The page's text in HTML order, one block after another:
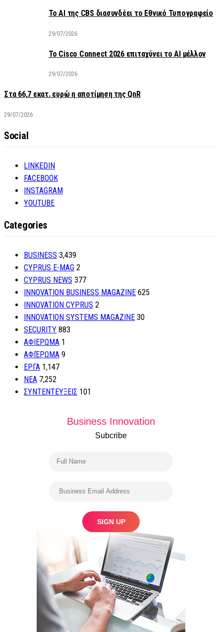
Το AI της CBS διασυνδέει το Εθνικό Τυπογραφείο
29/07/2026
Το Cisco Connect 2026 επιταχύνει το AI μέλλον
29/07/2026
Στα 66,7 εκατ. ευρώ η αποτίμηση της QnR
29/07/2026
Social
LINKEDIN
FACEBOOK
INSTAGRAM
YOUTUBE
Categories
BUSINESS 3,439
CYPRUS E-MAG 2
CYPRUS NEWS 377
INNOVATION BUSINESS MAGAZINE 625
INNOVATION CYPRUS 2
INNOVATION SYSTEMS MAGAZINE 30
SECURITY 883
ΑΦΙΕΡΩΜΑ 1
ΑΦΙΈΡΩΜΑ 9
ΕΡΓΑ 1,147
ΝΕΑ 7,252
ΣΥΝΤΕΝΤΕΥΞΕΙΣ 101
Business Innovation
Subcribe